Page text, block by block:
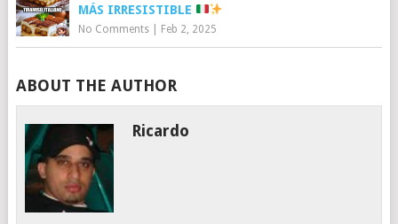
MÁS IRRESISTIBLE
No Comments| Feb 2, 2025
ABOUT THE AUTHOR
Ricardo